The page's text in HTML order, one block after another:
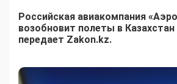
Российская авиакомпания
возобновит полеты в Казахстан
передает Zakon.kz.